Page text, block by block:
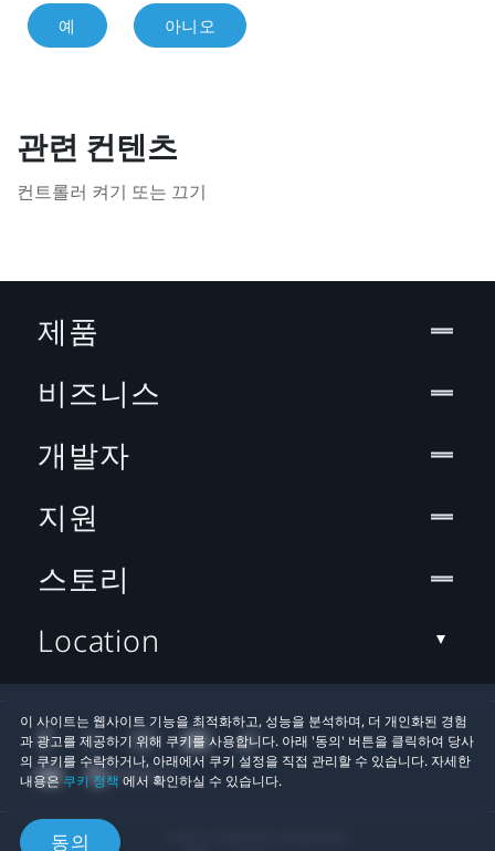
예 아니오
관련 컨텐츠
컨트롤러 켜기 또는 끄기
이 사이트는 웹사이트 기능을 최적화하고, 성능을 분석하며, 더 개인화된 경험
과 광고를 제공하기 위해 쿠키를 사용합니다. 아래 '동의' 버튼을 클릭하여 당사
의 쿠키를 수락하거나, 아래에서 쿠키 설정을 직접 관리할 수 있습니다. 자세한
내용은 쿠키 정책 에서 확인하실 수 있습니다.
동의
제품
비즈니스
개발자
지원
스토리
Location